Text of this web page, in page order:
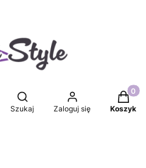
Otwórz wyszukiwarkę
Szukaj Zaloguj się Koszyk